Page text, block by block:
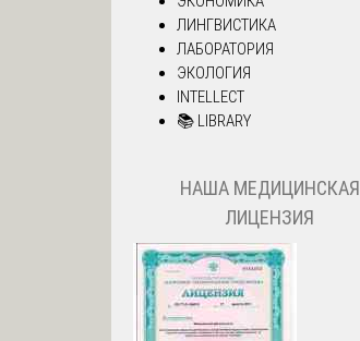
ЛИНГВИСТИКА
ЛАБОРАТОРИЯ
ЭКОЛОГИЯ
INTELLECT
📚 LIBRARY
НАША МЕДИЦИНСКАЯ
ЛИЦЕНЗИЯ